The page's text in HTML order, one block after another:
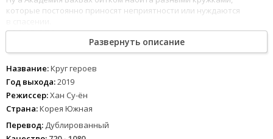
которые постоянно приносят неприятности или нуждаются
12345 678
Развернуть описание
Название:Круг героев
Год выхода:2019
Режиссер:Хан Су-ён
Страна:Корея Южная
Перевод: Дублированный